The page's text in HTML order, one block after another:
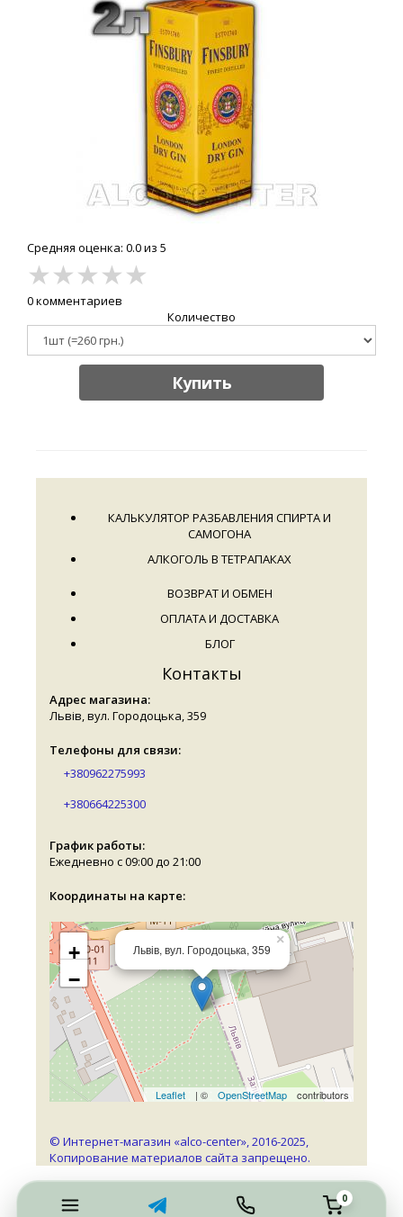
0
Средняя оценка: 0.0 из 5
★★★★★
0 комментариев
Количество
Купить
КАЛЬКУЛЯТОР РАЗБАВЛЕНИЯ СПИРТА И
САМОГОНА
АЛКОГОЛЬ В ТЕТРАПАКАХ
ВОЗВРАТ И ОБМЕН
ОПЛАТА И ДОСТАВКА
БЛОГ
Контакты
Адрес магазина:
Львів, вул. Городоцька, 359
Телефоны для связи:
+380962275993
+380664225300
График работы:
Ежедневно с 09:00 до 21:00
Координаты на карте:
Львів, вул. Городоцька, 359
×
+
−
Leaflet | © OpenStreetMap contributors
© Интернет-магазин «alco-center», 2016-2025,
Копирование материалов сайта запрещено.